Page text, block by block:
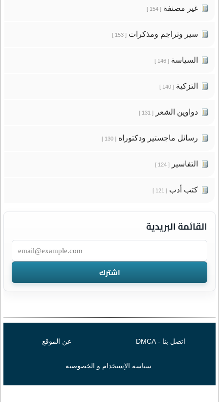
غير مصنفة[ 154 ]
سير وتراجم ومذكرات[ 153 ]
السياسة[ 146 ]
التزكية[ 140 ]
دواوين الشعر[ 131 ]
رسائل ماجستير ودكتوراه[ 130 ]
التفاسير[ 124 ]
كتب أدب[ 121 ]
القائمة البريدية
اتصل بنا - DMCA عن الموقع
سياسة الإستخدام و الخصوصية